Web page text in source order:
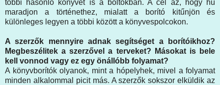
többi hasonló könyvet is a boltokban. A cél az, hogy hű
maradjon a történethez, mialatt a borító kitűnjön és
különleges legyen a többi között a könyvespolcokon.
A szerzők mennyire adnak segítséget a borítóikhoz?
Megbeszélitek a szerzővel a terveket? Másokat is bele
kell vonnod vagy ez egy önállóbb folyamat?
A könyvborítók olyanok, mint a hópelyhek, mivel a folyamat
minden alkalommal picit más. A szerzők sokszor elküldik az